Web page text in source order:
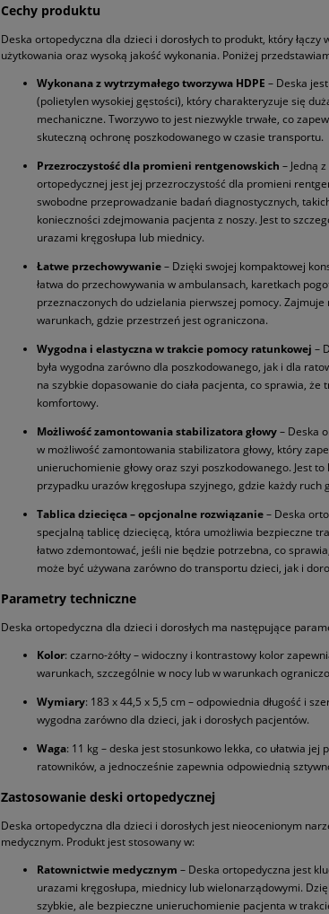
Cechy produktu
Deska ortopedyczna dla dzieci i dorosłych to produkt, który łączy
użytkowania oraz wysoką jakość wykonania. Poniżej
Wykonana z wytrzymałego tworzywa HDPE – Deska
(polietylen wysokiej gęstości), który charakteryzuje się
mechaniczne. Tworzywo to jest niezwykle trwałe, co
skuteczną ochronę poszkodowanego w czasie transportu.
Przezroczystość dla promieni rentgenowskich – Jedną
ortopedycznej jest jej przezroczystość dla promieni
swobodne przeprowadzanie badań diagnostycznych,
konieczności zdejmowania pacjenta z noszy. Jest to
urazami kręgosłupa lub miednicy.
Łatwe przechowywanie– Dzięki swojej kompaktowej
łatwa do przechowywania w ambulansach, karetkach
przeznaczonych do udzielania pierwszej pomocy. Zajmuje
warunkach, gdzie przestrzeń jest ograniczona.
Wygodna i elastyczna w trakcie pomocy ratunkowej –
była wygodna zarówno dla poszkodowanego, jak i dla
na szybkie dopasowanie do ciała pacjenta, co sprawia, że
komfortowy.
Możliwość zamontowania stabilizatora głowy– Deska
w możliwość zamontowania stabilizatora głowy, który
unieruchomienie głowy oraz szyi poszkodowanego. Jest
przypadku urazów kręgosłupa szyjnego, gdzie każdy ruch
Tablica dziecięca – opcjonalne rozwiązanie– Deska
specjalną tablicę dziecięcą, która umożliwia bezpieczne
łatwo zdemontować, jeśli nie będzie potrzebna, co
może być używana zarówno do transportu dzieci, jak i
Parametry techniczne
Deska ortopedyczna dla dzieci i dorosłych ma następujące
Kolor: czarno-żółty – widoczny i kontrastowy kolor
warunkach, szczególnie w nocy lub w warunkach
Wymiary: 183 x 44,5 x 5,5 cm – odpowiednia długość i
wygodna zarówno dla dzieci, jak i dorosłych pacjentów.
Waga: 11 kg – deska jest stosunkowo lekka, co ułatwia
ratowników, a jednocześnie zapewnia odpowiednią
Zastosowanie deski ortopedycznej
Deska ortopedyczna dla dzieci i dorosłych jest nieocenionym
medycznym. Produkt jest stosowany w:
Ratownictwie medycznym – Deska ortopedyczna jest
urazami kręgosłupa, miednicy lub wielonarządowymi.
szybkie, ale bezpieczne unieruchomienie pacjenta w